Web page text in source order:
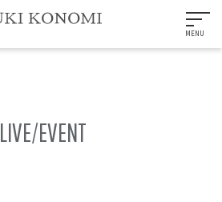
MENU
LIVE/EVENT